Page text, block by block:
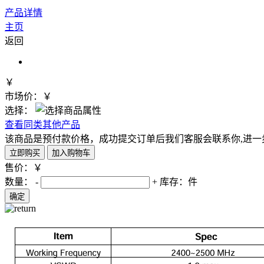
产品详情
主页
返回
￥
市场价：￥
选择：
查看同类其他产品
该商品是预付款价格，成功提交订单后我们客服会联系你,进一
售价：￥
数量：
- + 库存： 件